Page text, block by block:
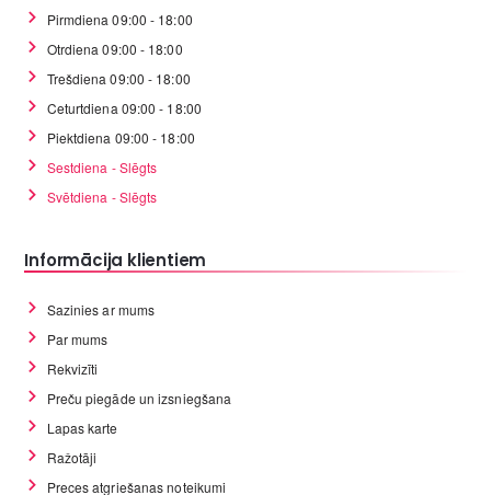
Pirmdiena 09:00 - 18:00
Otrdiena 09:00 - 18:00
Trešdiena 09:00 - 18:00
Ceturtdiena 09:00 - 18:00
Piektdiena 09:00 - 18:00
Sestdiena - Slēgts
Svētdiena - Slēgts
Informācija klientiem
Sazinies ar mums
Par mums
Rekvizīti
Preču piegāde un izsniegšana
Lapas karte
Ražotāji
Preces atgriešanas noteikumi